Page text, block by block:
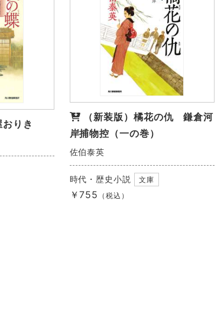
りき
（新装版）橘花の仇 鎌倉河
岸捕物控（一の巻）
佐伯泰英
時代・歴史小説 文庫
￥755 （税込）